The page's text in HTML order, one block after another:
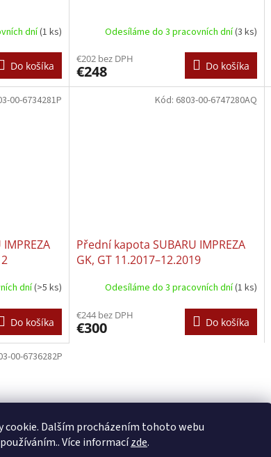
cookie. Dalším procházením tohoto webu
Více informacízde.
dní(1 ks)
Do košíka
Odesíláme do 3 pracovních dní(3 ks)
€202 bez DPH
€248 Do košíka
dní(>5 ks)
Do košíka
00-6734281P
Přední kapota SUBARU IMPREZA
GK, GT 11.2017–12.2019
Odesíláme do 3 pracovních dní(1 ks)
€244 bez DPH
€300 Do košíka
Kód: 6803-00-6747280AQ
00-6736282P